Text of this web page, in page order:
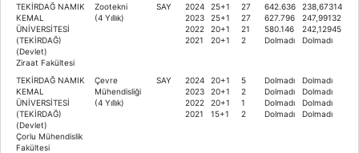
TEKİRDAĞ NAMIK
KEMAL
ÜNİVERSİTESİ
(TEKİRDAĞ)
(Devlet)
Ziraat Fakültesi
Zootekni
(4 Yıllık)
SAY
2024
2023
2022
2021
25+1
25+1
20+1
20+1
27
27
21
2
642.636
627.796
580.146
Dolmadı
238,67314
247,99132
242,12945
Dolmadı
TEKİRDAĞ NAMIK
KEMAL
ÜNİVERSİTESİ
(TEKİRDAĞ)
(Devlet)
Çorlu Mühendislik
Fakültesi
Çevre
Mühendisliği
(4 Yıllık)
SAY
2024
2023
2022
2021
20+1
20+1
20+1
15+1
5
2
1
2
Dolmadı
Dolmadı
Dolmadı
Dolmadı
Dolmadı
Dolmadı
Dolmadı
Dolmadı